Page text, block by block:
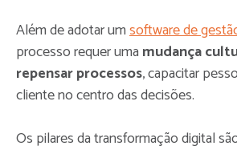
Além de adotar umsoftware de
processo requer uma mudança
repensar processos, capacitar
cliente no centro das decisões.
Os pilares da transformação digital